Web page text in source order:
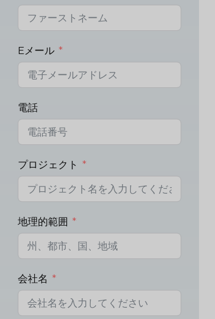
Eメール
電話
プロジェクト
地理的範囲
会社名